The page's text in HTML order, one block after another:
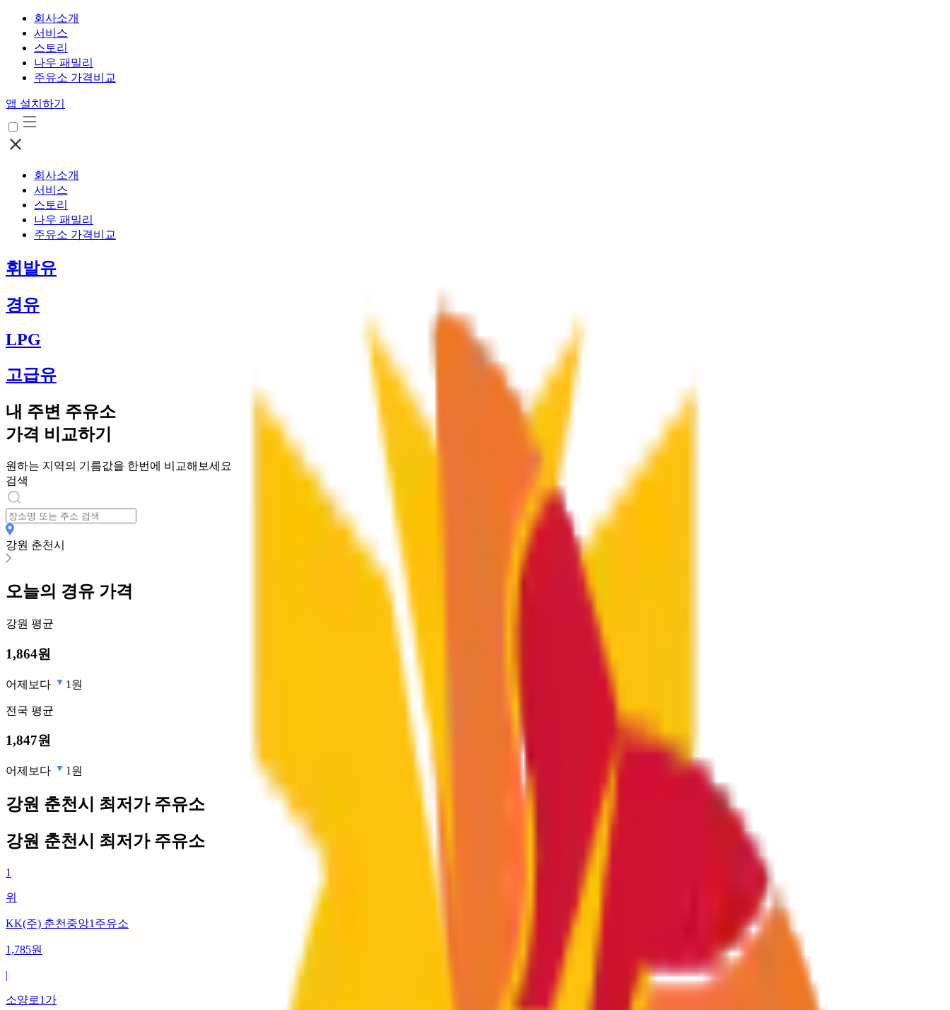
회사소개
서비스
스토리
나우 패밀리
주유소 가격비교
앱 설치하기
회사소개
서비스
스토리
나우 패밀리
주유소 가격비교
휘발유
경유
LPG
고급유
내 주변 주유소
가격 비교하기
원하는 지역의 기름값을 한번에 비교해보세요
검색
강원 춘천시
오늘의 경유 가격
강원 평균
1,864원
어제보다 1원
전국 평균
1,847원
어제보다 1원
강원 춘천시 최저가 주유소
강원 춘천시 최저가 주유소
1
위
KK(주) 춘천중앙1주유소
1,785원
|
소양로1가